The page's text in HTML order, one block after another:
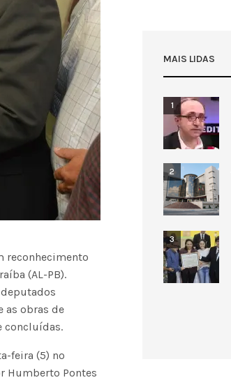
reconhecimento
(AL-PB).
as obras de
concluídas.
feira (5) no
Humberto Pontes
MAIS LIDAS
1
2
3